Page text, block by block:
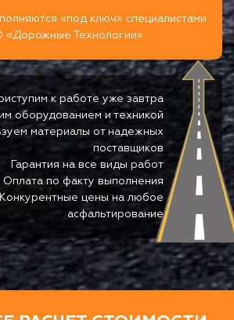
«под ключ» специалистами
Технологии»
к работе уже завтра
оборудованием и техникой
материалы от надежных
поставщиков
Гарантия на все виды работ
Оплата по факту выполнения
Конкурентные цены на любое
асфальтирование